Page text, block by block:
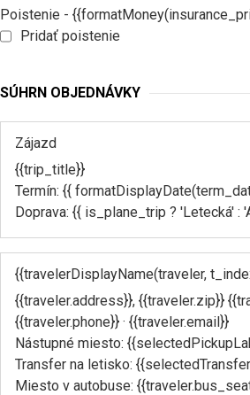
Poistenie -
Pridať poistenie
SÚHRN OBJEDNÁVKY
Zájazd
{{trip_title}}
Termín: {{
Doprava: {{ is_plane_trip ? 'Letecká' :
{{travelerDisplayName(traveler,
{{traveler.address}}, {{traveler.zip}}
{{traveler.phone}} · {{traveler.email}}
Nástupné miesto:
Transfer na letisko:
Miesto v autobuse: